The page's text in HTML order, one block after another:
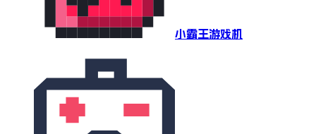
小霸王游戏机